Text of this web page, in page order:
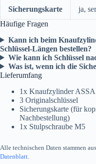
Sicherungskarte
ja,
Häufige Fragen
Kann ich beim
Schlüssel-Längen bestellen?
Wie kann ich Schlüssel
Was ist, wenn ich die
Lieferumfang
1x Knaufzylinder
3 Originalschlüssel
Sicherungskarte (für
Nachbestellung)
1x Stulpschraube M5
Alle technischen Daten stammen
Datenblatt